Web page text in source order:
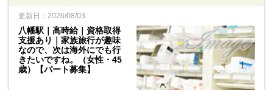
更新日：2026/08/03
八幡駅｜高時給｜資格取得
支援あり｜家族旅行が趣味
なので、次は海外にでも行
きたいですね。（女性・45
歳）【パート募集】